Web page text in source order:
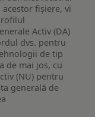
fișiere, vi
Activ (DA)
dvs. pentru
de tip
de mai jos, cu
(NU) pentru
generală de